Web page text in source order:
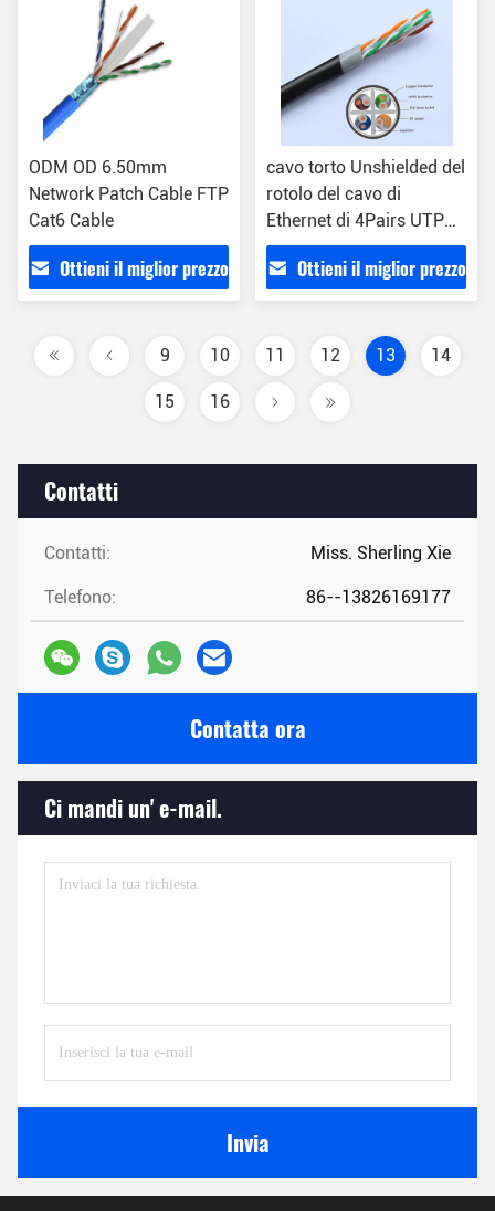
Contatti
Contatti: Miss. Sherling Xie
Telefono: 86--13826169177
Contatta ora
Ci mandi un' e-mail.
Invia
ODM OD 6.50mm
Network Patch Cable FTP
Cat6 Cable
Ottieni il miglior prezzo
cavo torto Unshielded del
rotolo del cavo di
Ethernet di 4Pairs UTP
Cat6
Ottieni il miglior prezzo
9 10 11 12 13 14
15 16